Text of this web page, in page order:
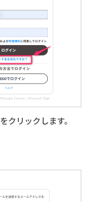
クリックします。